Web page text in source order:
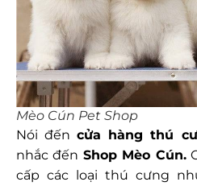
Mèo Cún Pet Shop
Nói đếncửa hàng thú
nhắc đến Shop Mèo Cún.
cấp các loại thú cưng